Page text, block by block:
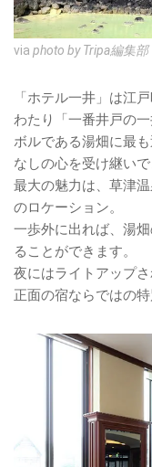
via photo by Tripa編集部
「ホテル一井」は江
わたり「一番井戸の
ボルである湯畑に最
なしの心を受け継いで
最大の魅力は、草津
のロケーション。
一歩外に出れば、湯
ることができます。
夜にはライトアップ
正面の宿ならではの